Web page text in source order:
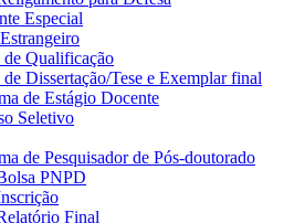
Especial
de Qualificação
de Dissertação/Tese e Exemplar final
de Estágio Docente
Seletivo
de Pesquisador de Pós-doutorado
PNPD
Final